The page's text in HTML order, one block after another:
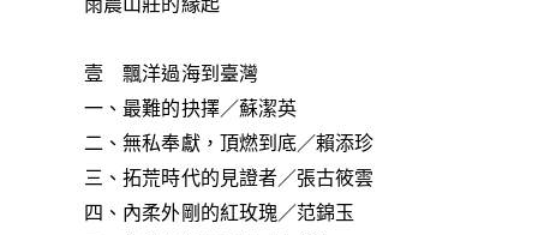
雨農山莊的緣起
壹 飄洋過海到臺灣
一、最難的抉擇／蘇潔英
二、無私奉獻，頂燃到底／賴添珍
三、拓荒時代的見證者／張古筱雲
四、內柔外剛的紅玫瑰／范錦玉